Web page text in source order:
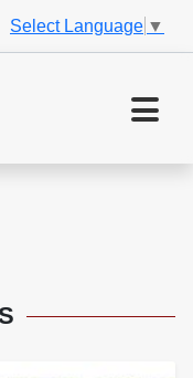
Select Language ▼